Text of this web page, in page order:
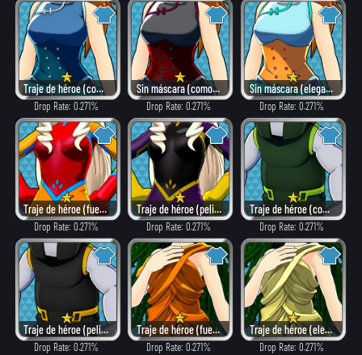
Traje de héroe (combate)
Drop Rate: 0.271%
Sin máscara (como villano)
Drop Rate: 0.271%
Sin máscara (elegante)
Drop Rate: 0.271%
Traje de héroe (fuego)
Drop Rate: 0.271%
Traje de héroe (peligroso)
Drop Rate: 0.271%
Traje de héroe (combate)
Drop Rate: 0.271%
Traje de héroe (peligroso)
Drop Rate: 0.271%
Traje de héroe (fuego)
Drop Rate: 0.271%
Traje de héroe (elegante)
Drop Rate: 0.271%